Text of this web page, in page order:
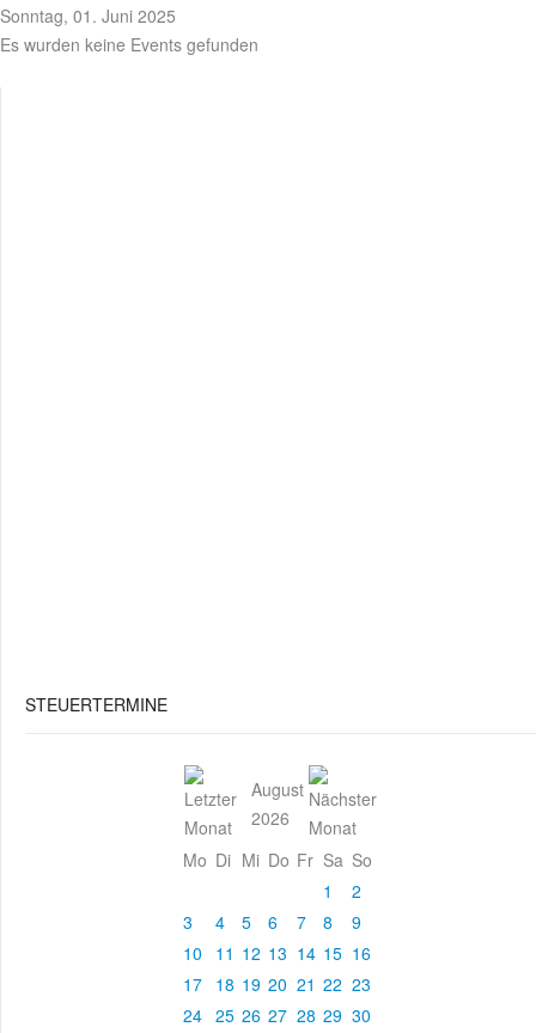
Sonntag, 01. Juni 2025
Es wurden keine Events gefunden
STEUERTERMINE
August
2026
Mo Di Mi Do Fr Sa So
1
2
3
4 5 6 7 8
9
10
11 12 13 14 15 16
17 18 19 20 21 22 23
24 25 26 27 28 29 30